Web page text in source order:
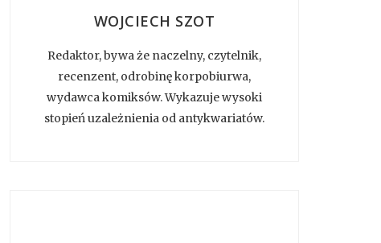
WOJCIECH SZOT
Redaktor, bywa że naczelny, czytelnik,
recenzent, odrobinę korpobiurwa,
wydawca komiksów. Wykazuje wysoki
stopień uzależnienia od antykwariatów.